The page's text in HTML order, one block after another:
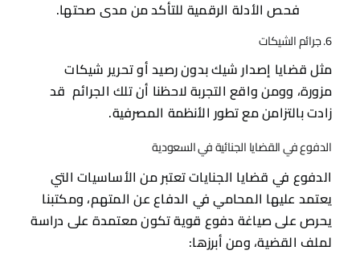
فحص الأدلة الرقمية للتأكد من مدى صحتها.
6. جرائم الشيكات
مثل قضايا إصدار شيك بدون رصيد أو تحرير شيكات
مزورة، وومن واقع التجربة لاحظنا أن تلك الجرائم قد
زادت بالتزامن مع تطور الأنظمة المصرفية.
الدفوع في القضايا الجنائية في السعودية
الدفوع في قضايا الجنايات تعتبر من الأساسيات التي
يعتمد عليها المحامي في الدفاع عن المتهم، ومكتبنا
يحرص على صياغة دفوع قوية تكون معتمدة على دراسة
لملف القضية، ومن أبرزها: